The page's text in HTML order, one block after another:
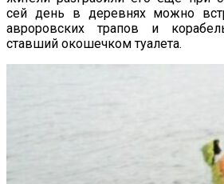
сей день в деревнях можно
авроровских трапов и
ставший окошечком туалета.